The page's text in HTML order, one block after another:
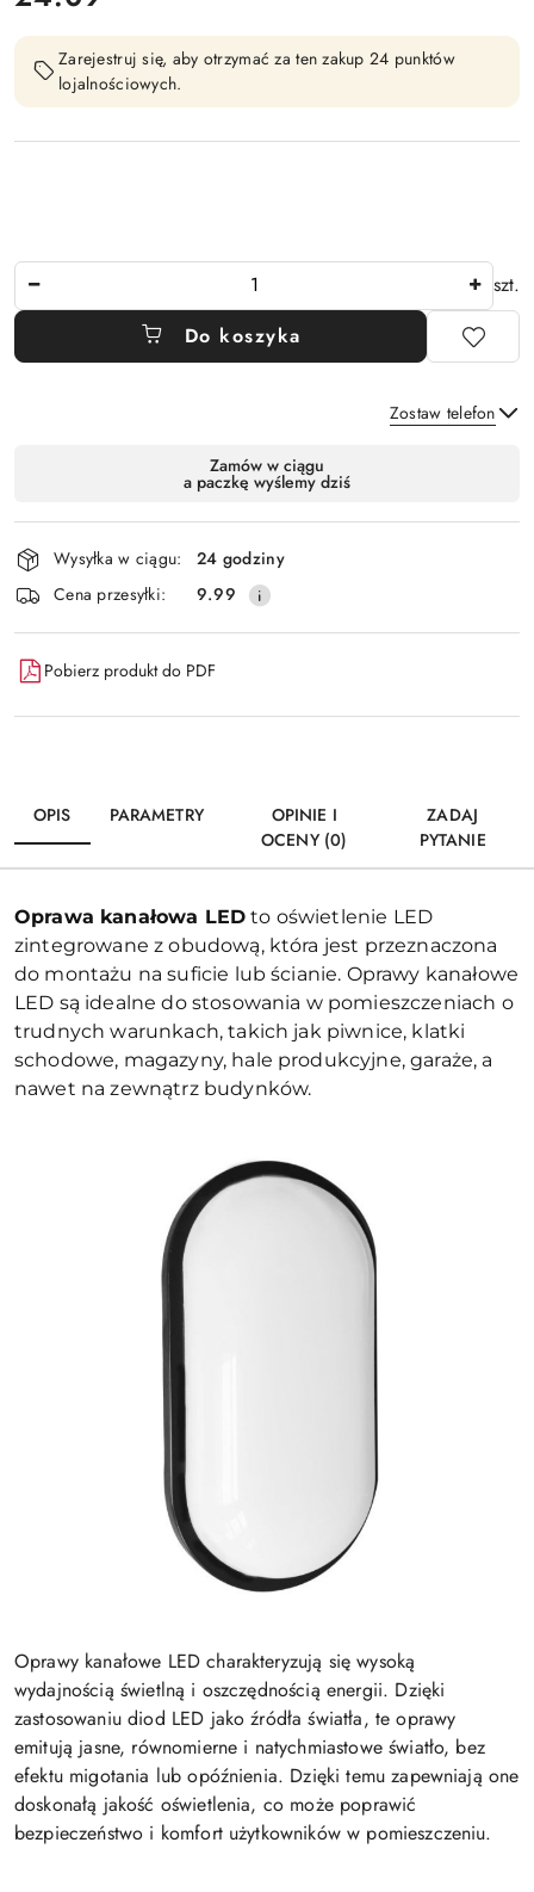
Zarejestruj się, aby otrzymać za ten zakup 24 punktów
lojalnościowych.
szt.
Do koszyka
Zostaw telefon
Wyślij
dostawa
Zamów w ciągu
a paczkę wyślemy dziś
Wysyłka w ciągu:
24 godziny
Cena przesyłki:
9.99
Pobierz produkt do PDF
OPIS PARAMETRY
OPINIE I
OCENY (0)
ZADAJ
PYTANIE
Oprawa kanałowa LED to oświetlenie LED
zintegrowane z obudową, która jest przeznaczona
do montażu na suficie lub ścianie. Oprawy kanałowe
LED są idealne do stosowania w pomieszczeniach o
trudnych warunkach, takich jak piwnice, klatki
schodowe, magazyny, hale produkcyjne, garaże, a
nawet na zewnątrz budynków.
Oprawy kanałowe LED charakteryzują się wysoką
wydajnością świetlną i oszczędnością energii. Dzięki
zastosowaniu diod LED jako źródła światła, te oprawy
emitują jasne, równomierne i natychmiastowe światło, bez
efektu migotania lub opóźnienia. Dzięki temu zapewniają one
doskonałą jakość oświetlenia, co może poprawić
bezpieczeństwo i komfort użytkowników w pomieszczeniu.